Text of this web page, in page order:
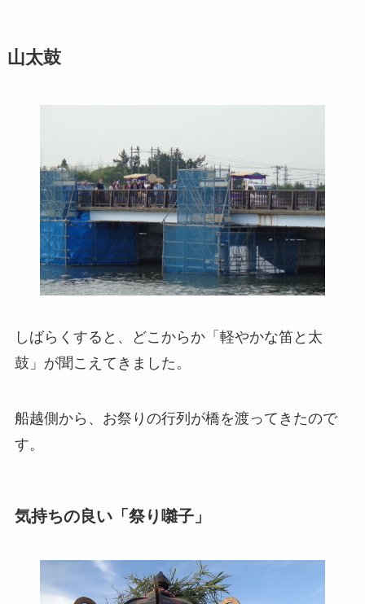
山太鼓
しばらくすると、どこからか「軽やかな笛と太
鼓」が聞こえてきました。
船越側から、お祭りの行列が橋を渡ってきたので
す。
気持ちの良い「祭り囃子」